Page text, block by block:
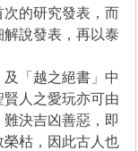
的研究發表，而
說發表，再以泰
「越之絕書」中
人之愛玩亦可由
決吉凶善惡，即
枯，因此古人也